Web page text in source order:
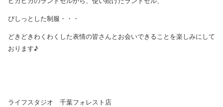
ぴしっとした制服・・・
どきどきわくわくした表情の皆さんとお会いできることを楽しみにして
おります♪
ライフスタジオ 千葉フォレスト店